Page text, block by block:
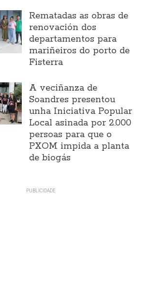
Rematadas as obras de
renovación dos
departamentos para
mariñeiros do porto de
Fisterra
A veciñanza de
Soandres presentou
unha Iniciativa Popular
Local asinada por 2.000
persoas para que o
PXOM impida a planta
de biogás